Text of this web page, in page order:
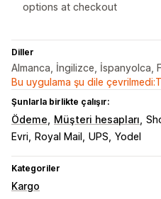
options at checkout
Diller
Almanca, İngilizce, İspanyolca,
Bu uygulama şu dile
Şunlarla birlikte çalışır:
Ödeme Müşteri hesapları
Evri
Royal Mail UPS Yodel
Kategoriler
Kargo